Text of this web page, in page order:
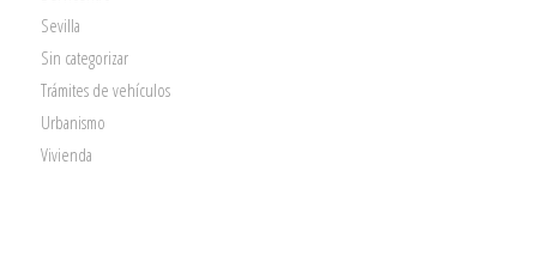
Sevilla
Sin categorizar
Trámites de vehículos
Urbanismo
Vivienda